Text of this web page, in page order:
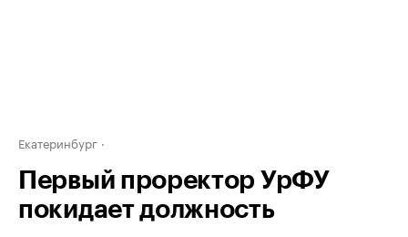
Екатеринбург
Первый проректор УрФУ
покидает должность